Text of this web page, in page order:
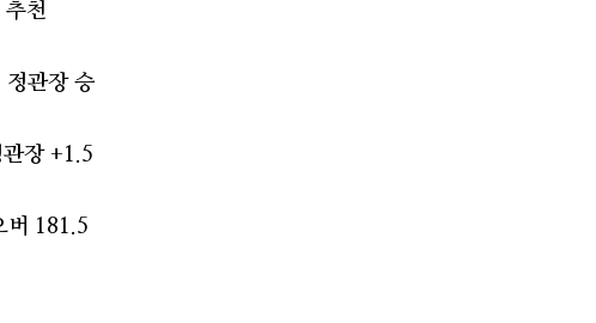
추천
관장 승
장 +1.5
버 181.5